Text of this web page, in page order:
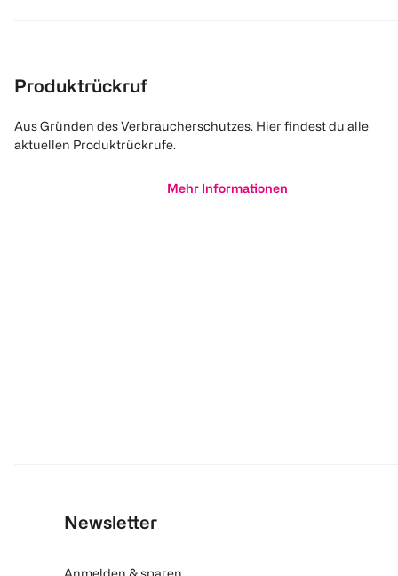
Produktrückruf
Aus Gründen des Verbraucherschutzes. Hier findest du alle
aktuellen Produktrückrufe.
Mehr Informationen
Newsletter
Anmelden & sparen